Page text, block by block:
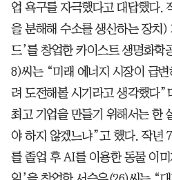
업 욕구를 자극했다고 대답했다.
을 분해해 수소를 생산하는 장치)
드’를 창업한 카이스트 생명화학
8)씨는 “미래 에너지 시장이 급
려 도전해볼 시기라고 생각했다”
최고 기업을 만들기 위해서는 한
야 하지 않겠느냐”고 했다. 작년
를 졸업 후 AI를 이용한 동물 이미